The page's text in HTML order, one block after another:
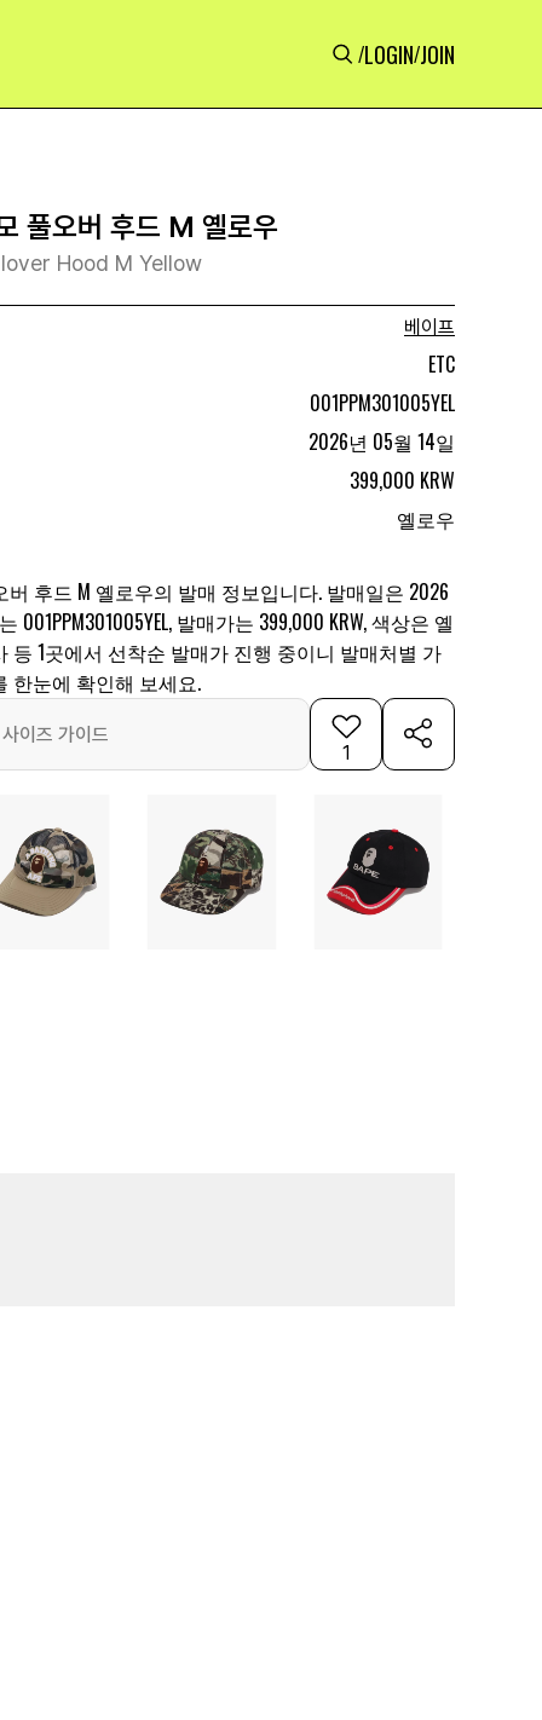
/LOGIN/JOIN
풀오버 후드 M 옐로우
Hood M Yellow
베이프
ETC
001PPM301005YEL
2026년 05월 14일
399,000 KRW
옐로우
후드 M 옐로우의 발매 정보입니다. 발매일은 2026
001PPM301005YEL, 발매가는 399,000 KRW, 색상은 옐
등 1곳에서 선착순 발매가 진행 중이니 발매처별 가
한눈에 확인해 보세요.
사이즈 가이드
1